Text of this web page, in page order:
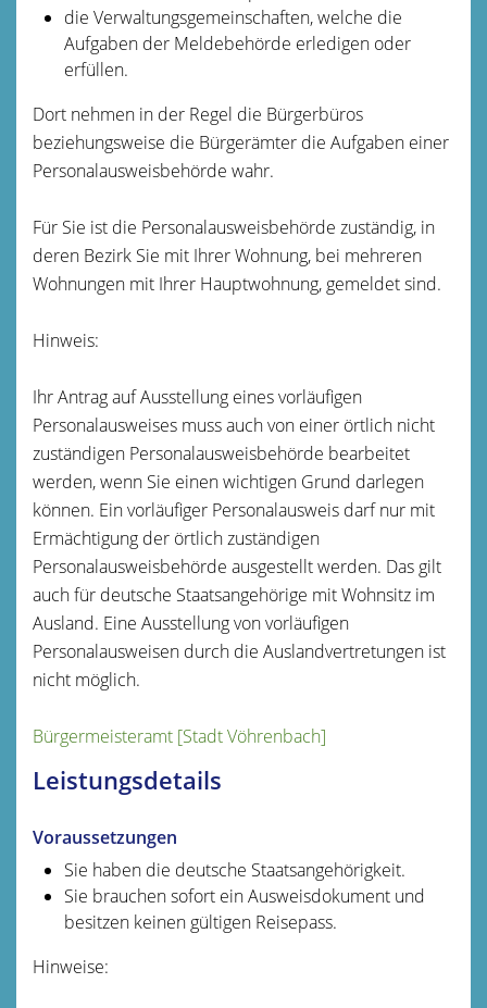
die Verwaltungsgemeinschaften,welche die
Aufgaben der Meldebehörde erledigen oder
erfüllen.
Dort nehmen in der Regel die Bürgerbüros
beziehungsweise die Bürgerämter die Aufgaben einer
Personalausweisbehörde wahr.
Für Sie ist die Personalausweisbehörde zuständig, in
deren Bezirk Sie mit Ihrer Wohnung, bei mehreren
Wohnungen mit Ihrer Hauptwohnung, gemeldet sind.
Hinweis:
Ihr Antrag auf Ausstellung eines vorläufigen
Personalausweises muss auch von einer örtlich nicht
zuständigen Personalausweisbehörde bearbeitet
werden, wenn Sie einen wichtigen Grund darlegen
können. Ein vorläufiger Personalausweis darf nur mit
Ermächtigung der örtlich zuständigen
Personalausweisbehörde ausgestellt werden. Das gilt
auch für deutsche Staatsangehörige mit Wohnsitz im
Ausland. Eine Ausstellung von vorläufigen
Personalausweisen durch die Auslandvertretungen ist
nicht möglich.
Bürgermeisteramt [Stadt Vöhrenbach]
Leistungsdetails
Voraussetzungen
Sie haben die deutsche Staatsangehörigkeit.
Sie brauchen sofort ein Ausweisdokument und
besitzen keinen gültigen Reisepass.
Hinweise: